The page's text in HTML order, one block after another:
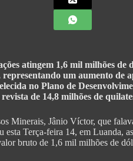
atingem 1,6 mil milhões de
um aumento de
no Plano de
de 14,8 milhões de
Minerais, Jânio Víctor, que
Terça-feira 14, em Luanda,
bruto de 1,6 mil milhões de